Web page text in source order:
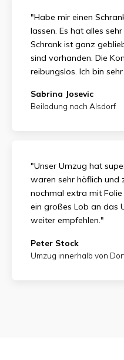
"Habe mir einen
lassen. Es hat alles
Schrank ist ganz
sind vorhanden. Die
reibungslos. Ich bin
Sabrina Josevic
Beiladung nach Alsdorf
"Unser Umzug hat
waren sehr höflich und
nochmal extra mit
ein großes Lob an das
weiter empfehlen."
Peter Stock
Umzug innerhalb von